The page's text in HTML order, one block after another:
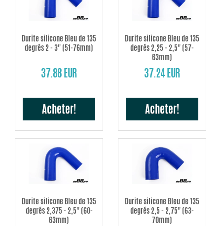
Durite silicone Bleu de 135
degrés 2 - 3'' (51-76mm)
37.88 EUR
Acheter!
Durite silicone Bleu de 135
degrés 2,25 - 2,5'' (57-
63mm)
37.24 EUR
Acheter!
Durite silicone Bleu de 135
degrés 2,375 - 2,5'' (60-
63mm)
Durite silicone Bleu de 135
degrés 2,5 - 2,75'' (63-
70mm)